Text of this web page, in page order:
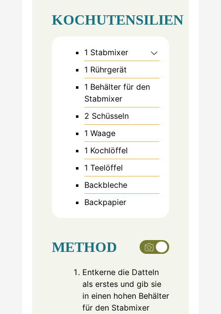
KOCHUTENSILIEN
1 Stabmixer
1 Rührgerät
1 Behälter für den
Stabmixer
2 Schüsseln
1 Waage
1 Kochlöffel
1 Teelöffel
Backbleche
Backpapier
METHOD
Entkerne die Datteln
als erstes und gib sie
in einen hohen Behälter
für den Stabmixer